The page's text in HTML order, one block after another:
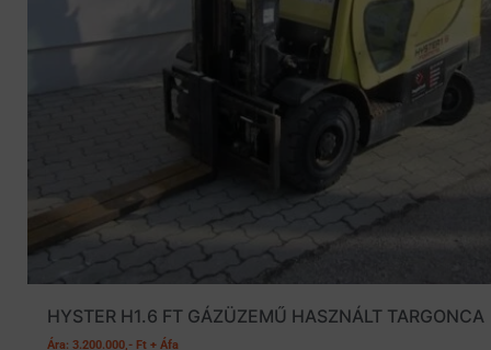
HYSTER H1.6 FT GÁZÜZEMŰ HASZNÁLT TARGONCA
Ára: 3.200.000,- Ft + Áfa